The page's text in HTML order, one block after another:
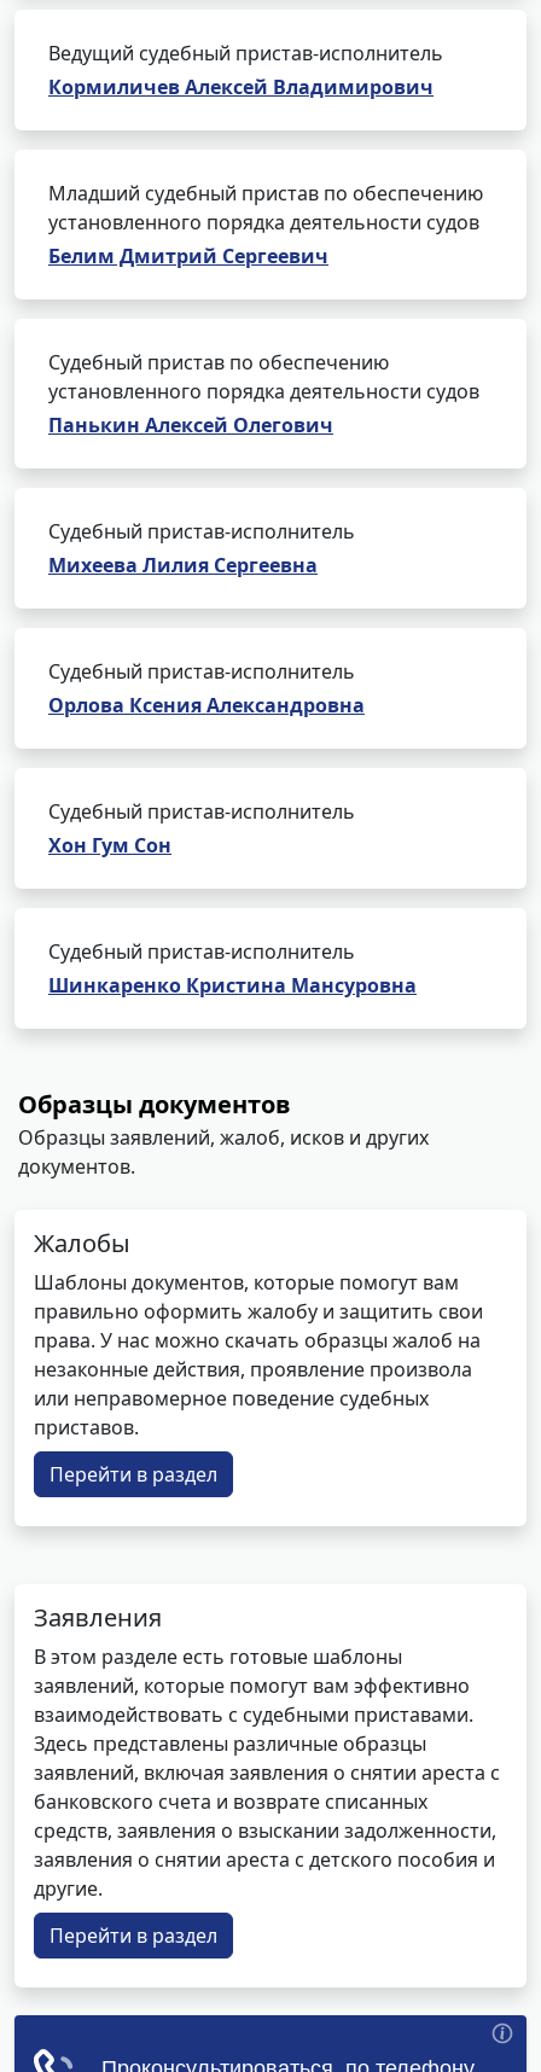
Ведущий судебный пристав-исполнитель
Кормиличев Алексей Владимирович
Младший судебный пристав по обеспечению
установленного порядка деятельности судов
Белим Дмитрий Сергеевич
Судебный пристав по обеспечению
установленного порядка деятельности судов
Панькин Алексей Олегович
Судебный пристав-исполнитель
Михеева Лилия Сергеевна
Судебный пристав-исполнитель
Орлова Ксения Александровна
Судебный пристав-исполнитель
Хон Гум Сон
Судебный пристав-исполнитель
Шинкаренко Кристина Мансуровна
Образцы документов
Образцы заявлений, жалоб, исков и других
документов.
Жалобы
Шаблоны документов, которые помогут вам
правильно оформить жалобу и защитить свои
права. У нас можно скачать образцы жалоб на
незаконные действия, проявление произвола
или неправомерное поведение судебных
приставов.
Перейти в раздел
Заявления
В этом разделе есть готовые шаблоны
заявлений, которые помогут вам эффективно
взаимодействовать с судебными приставами.
Здесь представлены различные образцы
заявлений, включая заявления о снятии ареста с
банковского счета и возврате списанных
средств, заявления о взыскании задолженности,
заявления о снятии ареста с детского пособия и
другие.
Перейти в раздел